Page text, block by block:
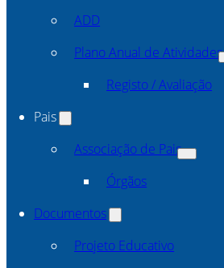
ADD
Plano Anual de Atividades
Registo / Avaliação
Pais
Associação de Pais
Órgãos
Documentos
Projeto Educativo